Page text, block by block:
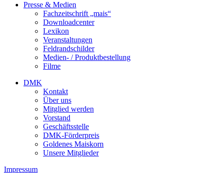
Presse & Medien
Fachzeitschrift „mais“
Downloadcenter
Lexikon
Veranstaltungen
Feldrandschilder
Medien- / Produktbestellung
Filme
DMK
Kontakt
Über uns
Mitglied werden
Vorstand
Geschäftsstelle
DMK-Förderpreis
Goldenes Maiskorn
Unsere Mitglieder
Impressum